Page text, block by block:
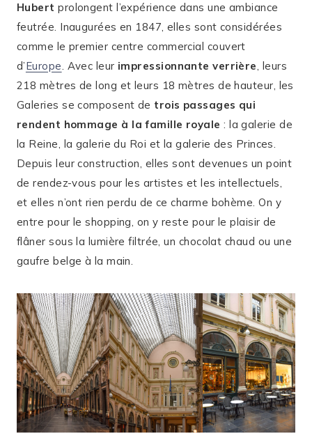
Hubert prolongent l’expérience dans une ambiance
feutrée. Inaugurées en 1847, elles sont considérées
comme le premier centre commercial couvert
d’Europe. Avec leur impressionnante verrière, leurs
218 mètres de long et leurs 18 mètres de hauteur, les
Galeries se composent de trois passages qui
rendent hommage à la famille royale : la galerie de
la Reine, la galerie du Roi et la galerie des Princes.
Depuis leur construction, elles sont devenues un point
de rendez-vous pour les artistes et les intellectuels,
et elles n’ont rien perdu de ce charme bohème. On y
entre pour le shopping, on y reste pour le plaisir de
flâner sous la lumière filtrée, un chocolat chaud ou une
gaufre belge à la main.